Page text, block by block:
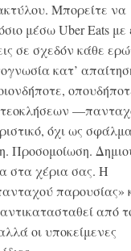
Μπορείτε να
μέσω Uber Eats με
σε σχεδόν κάθε
κατ’
όχι ως
Προσομοίωση.
στα χέρια σας. Η
παρουσίας»
από
οι υποκείμενες